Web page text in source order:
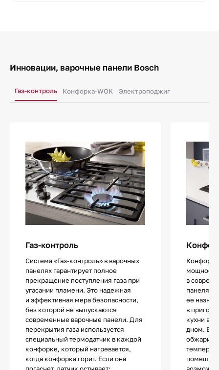
Инновации, варочные панели Bosch
Газ-контроль Конфорка-WOK Электроподжиг
Газ-контроль
Система «Газ-контроль» в варочных
панелях гарантирует полное
прекращение поступления газа при
угасании пламени. Это надежная
и эффективная мера безопасности,
без которой не выпускаются
современные варочные панели. Для
перекрытия газа используется
специальный термодатчик в каждой
конфорке, который нагревается,
когда конфорка горит. Если она
погаснет, датчик остывает:
мощности
в
панелях.
ее
в
кухни в
дном.